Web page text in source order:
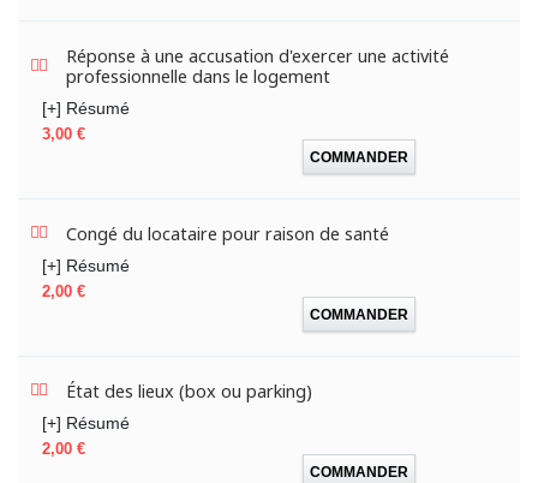
Réponse à une accusation d'exercer une activité
professionnelle dans le logement
[+] Résumé
Prix
3,00 €
COMMANDER
Congé du locataire pour raison de santé
[+] Résumé
Prix
2,00 €
COMMANDER
État des lieux (box ou parking)
[+] Résumé
Prix
2,00 €
COMMANDER